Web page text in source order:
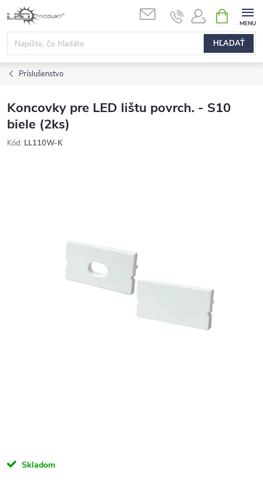
Prejsť
na
obsah
HĽADAŤ
KOŠÍK
Príslušenstvo
Koncovky pre LED lištu povrch. - S10
biele (2ks)
Kód: LL110W-K
Skladom